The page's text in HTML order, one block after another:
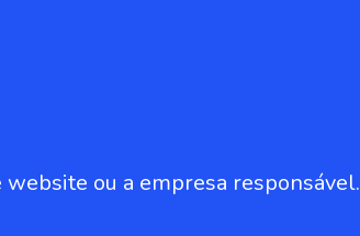
ou a empresa responsável.